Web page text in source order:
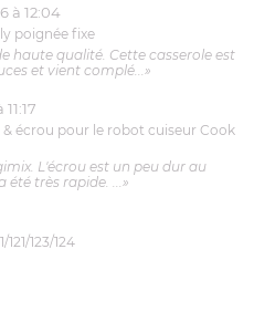
à 12:04
poignée fixe
haute qualité. Cette casserole est
et vient complé...»
écrou pour le robot cuiseur Cook
L'écrou est un peu dur au
été très rapide. ...»
123/124